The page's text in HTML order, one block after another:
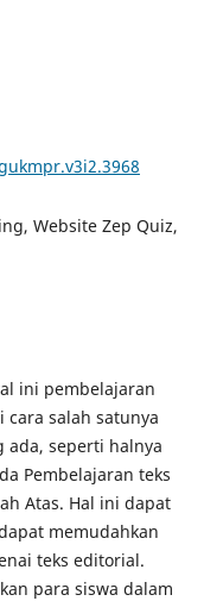
Website Zep Quiz,
ini pembelajaran
salah satunya
ada, seperti halnya
Pembelajaran teks
Atas. Hal ini dapat
memudahkan
teks editorial.
para siswa dalam